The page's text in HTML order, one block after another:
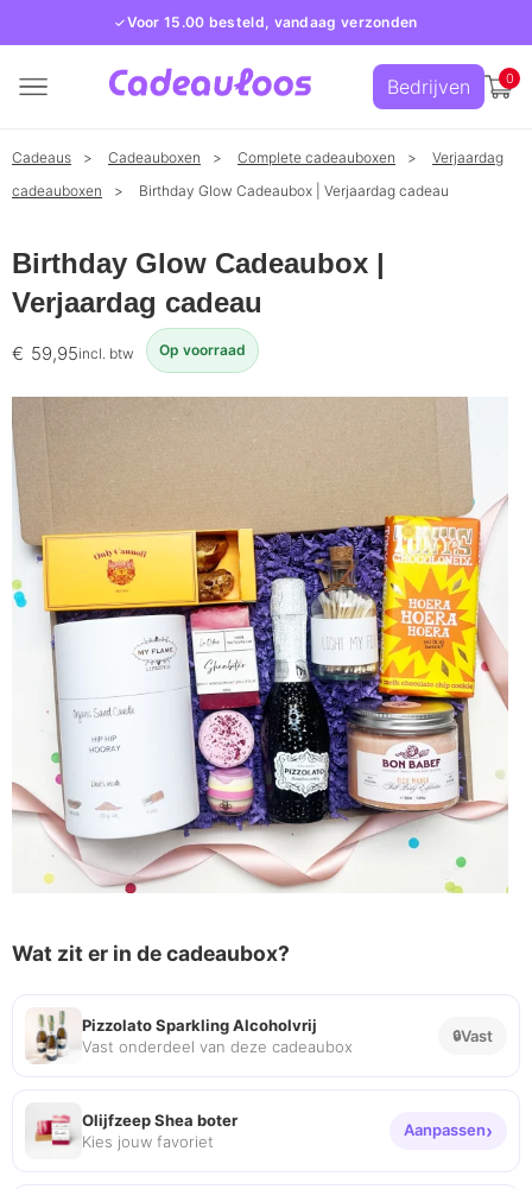
Voor 15.00 besteld, vandaag verzonden
Bedrijven 0
Cadeaus Cadeauboxen Complete cadeauboxen
Verjaardag
cadeauboxen
Birthday Glow Cadeaubox | Verjaardag cadeau
Birthday Glow Cadeaubox |
Verjaardag cadeau
€ 59,95incl. btw Op voorraad
Wat zit er in de cadeaubox?
Pizzolato Sparkling Alcoholvrij
Vast onderdeel van deze cadeaubox
Vast
Olijfzeep Shea boter
Kies jouw favoriet
Aanpassen